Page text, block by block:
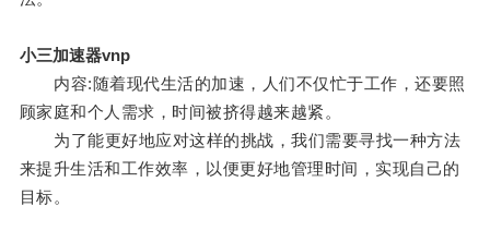
小三加速器vnp
内容:随着现代生活的加速，人们不仅忙于工作，还要照
顾家庭和个人需求，时间被挤得越来越紧。
为了能更好地应对这样的挑战，我们需要寻找一种方法
来提升生活和工作效率，以便更好地管理时间，实现自己的
目标。